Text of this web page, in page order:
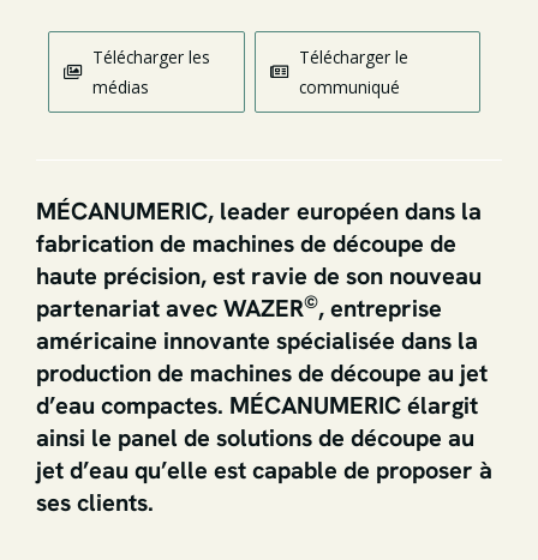
Télécharger les
médias
Télécharger le
communiqué
MÉCANUMERIC, leader européen dans la
fabrication de machines de découpe de
haute précision, est ravie de son nouveau
partenariat avec WAZER©, entreprise
américaine innovante spécialisée dans la
production de machines de découpe au jet
d’eau compactes. MÉCANUMERIC élargit
ainsi le panel de solutions de découpe au
jet d’eau qu’elle est capable de proposer à
ses clients.